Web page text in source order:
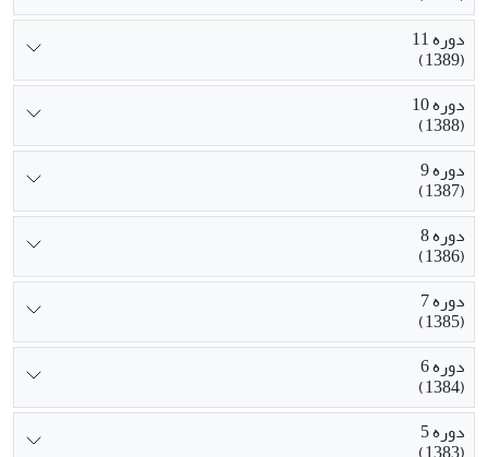
دوره 11
(1389)
دوره 10
(1388)
دوره 9
(1387)
دوره 8
(1386)
دوره 7
(1385)
دوره 6
(1384)
دوره 5